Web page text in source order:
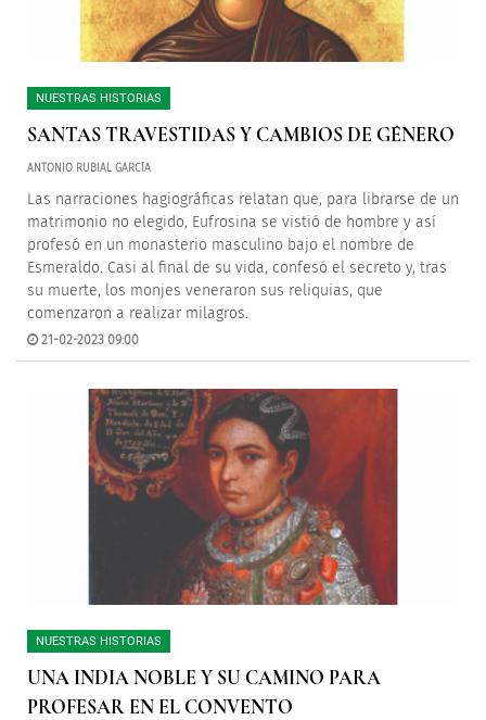
NUESTRAS HISTORIAS
SANTAS TRAVESTIDAS Y CAMBIOS DE GÉNERO
ANTONIO RUBIAL GARCÍA
Las narraciones hagiográficas relatan que, para librarse de un
matrimonio no elegido, Eufrosina se vistió de hombre y así
profesó en un monasterio masculino bajo el nombre de
Esmeraldo. Casi al final de su vida, confesó el secreto y, tras
su muerte, los monjes veneraron sus reliquias, que
comenzaron a realizar milagros.
21-02-2023 09:00
NUESTRAS HISTORIAS
UNA INDIA NOBLE Y SU CAMINO PARA
PROFESAR EN EL CONVENTO